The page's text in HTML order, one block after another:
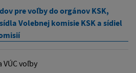
pre voľby do orgánov KSK,
Volebnej komisie KSK a sídiel
VÚC voľby